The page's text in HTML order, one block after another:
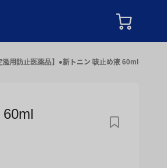
濫用防止医薬品】●新トニン 咳止め液 60ml